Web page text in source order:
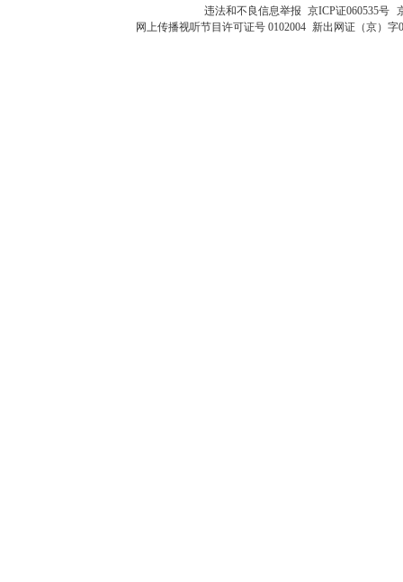
违法和不良信息举报 京ICP证060535号
网上传播视听节目许可证号 0102004 新出网证（京）